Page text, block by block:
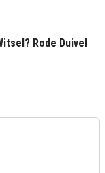
Rode Duivel